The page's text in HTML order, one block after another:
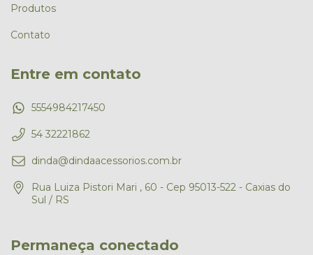
Produtos
Contato
Entre em contato
5554984217450
54 32221862
dinda@dindaacessorios.com.br
Rua Luiza Pistori Mari , 60 - Cep 95013-522 - Caxias do
Sul / RS
Permaneça conectado